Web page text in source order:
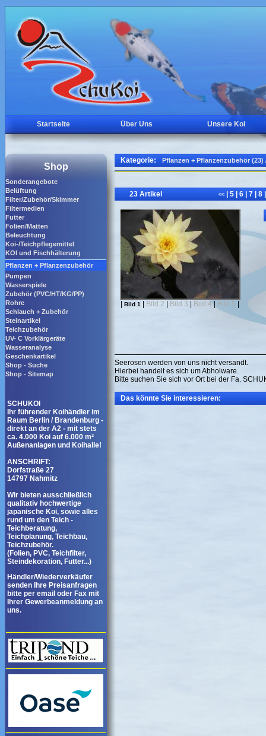
Startseite Über Uns Unsere Koi
Shop
Sonderangebote
Belüftung
Filter/Zubehör/Skimmer
Filtermedien
Futter
Folien/Matten
Beleuchtung
Koi-/Teichpflegemittel
KOI und Fischhälterung
Pflanzen + Pflanzenzubehör
Pumpen
Wasserspiele
Zubehör (PVC/HT/KG/PP)
Rohre
Schlauch + Zubehör
Steinartikel
Teichzubehör
UV- C Vorklärgeräte
Wasseranalyse
Geschenkartikel
Shop - Suche
Shop - Sitemap
SCHUKOI
Ihr führender Koihändler im
Raum Berlin / Brandenburg -
direkt an der A2 - mit stets
ca. 4.000 Koi auf 6.000 m²
Außenanlagen und Koihalle!
ANSCHRIFT:
Dorfstraße 27
14797 Nahmitz
Wir bieten ausschließlich
qualitativ hochwertige
japanische Koi, sowie alles
rund um den Teich -
Teichberatung,
Teichplanung, Teichbau,
Teichzubehör.
(Folien, PVC, Teichfilter,
Steindekoration, Futter...)
Händler/Wiederverkäufer
senden Ihre Preisanfragen
bitte per email oder Fax mit
Ihrer Gewerbeanmeldung an
uns.
Kategorie: Pflanzen + Pflanzenzubehör (23)
23 Artikel << 5 6 7 8
Bild 1 Bild 2 Bild 3 Bild 4| Bild 5
Seerosen werden von uns nicht versandt.
Hierbei handelt es sich um Abholware.
Bitte suchen Sie sich vor Ort bei der Fa.
Das könnte Sie interessieren: